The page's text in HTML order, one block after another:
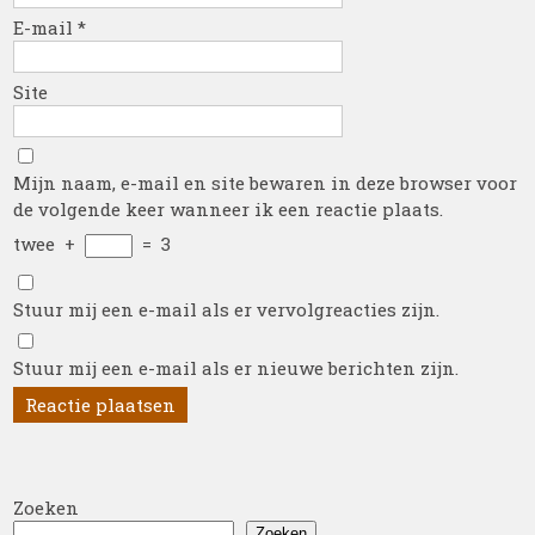
E-mail*
Site
Mijn naam, e-mail en site bewaren in deze browser voor
de volgende keer wanneer ik een reactie plaats.
twee + = 3
Stuur mij een e-mail als er vervolgreacties zijn.
Stuur mij een e-mail als er nieuwe berichten zijn.
Zoeken